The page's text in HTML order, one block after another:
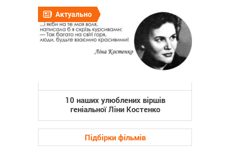
Актуально
10 наших улюблених віршів
геніальної Ліни Костенко
Підбірки фільмів